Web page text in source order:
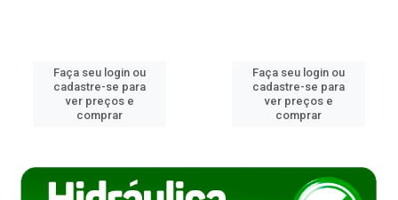
Faça seu login ou
cadastre-se para
ver preços e
comprar
Faça seu login ou
cadastre-se para
ver preços e
comprar